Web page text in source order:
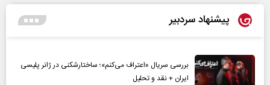
پیشنهاد سردبیر
بررسی سریال «اعتراف می‌کنم»؛ ساختارشکنی در ژانر پلیسی
ایران + نقد و تحلیل